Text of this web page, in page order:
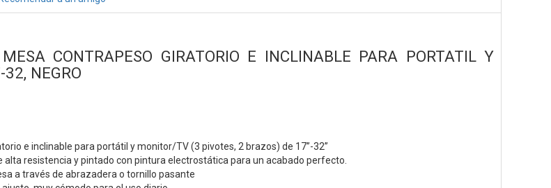
CONTRAPESO GIRATORIO E INCLINABLE PARA PORTATIL Y
NEGRO
e inclinable para portátil y monitor/TV (3 pivotes, 2 brazos) de 17”-32”
alta resistencia y pintado con pintura electrostática para un acabado perfecto.
a través de abrazadera o tornillo pasante